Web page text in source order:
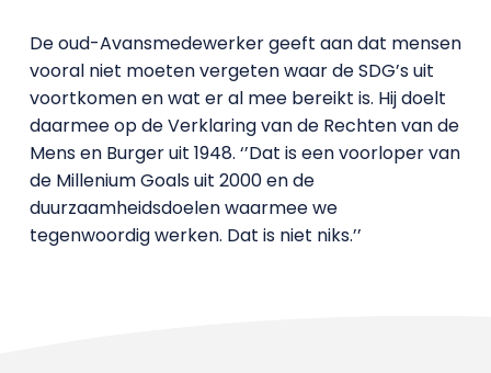
De oud-Avansmedewerker geeft aan dat mensen
vooral niet moeten vergeten waar de SDG’s uit
voortkomen en wat er al mee bereikt is. Hij doelt
daarmee op de Verklaring van de Rechten van de
Mens en Burger uit 1948. ‘’Dat is een voorloper van
de Millenium Goals uit 2000 en de
duurzaamheidsdoelen waarmee we
tegenwoordig werken. Dat is niet niks.’’